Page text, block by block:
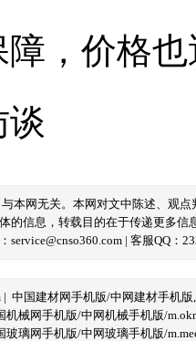
，价格
谈
与本网无关。本网对文中陈述、观
的信息，转载目的在于传递更多
| 客服QQ：
| 中国建材网手机版/中网建材手机版
机械网手机版/中网机械手机版/
玻璃网手机版/中网玻璃手机版/